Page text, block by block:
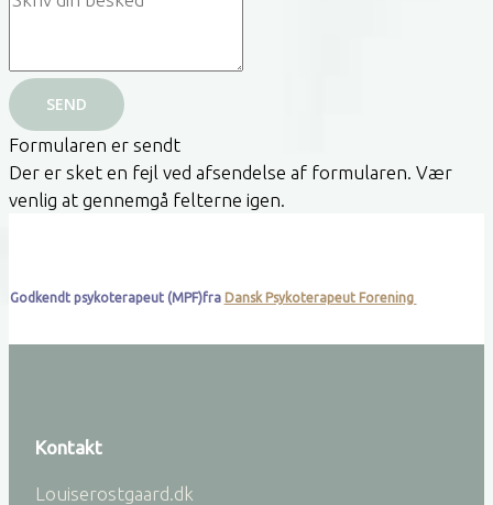
SEND
Formularen er sendt
Der er sket en fejl ved afsendelse af formularen. Vær
venlig at gennemgå felterne igen.
Godkendt psykoterapeut (MPF)fra Dansk Psykoterapeut Forening
Kontakt
Louiserostgaard.dk